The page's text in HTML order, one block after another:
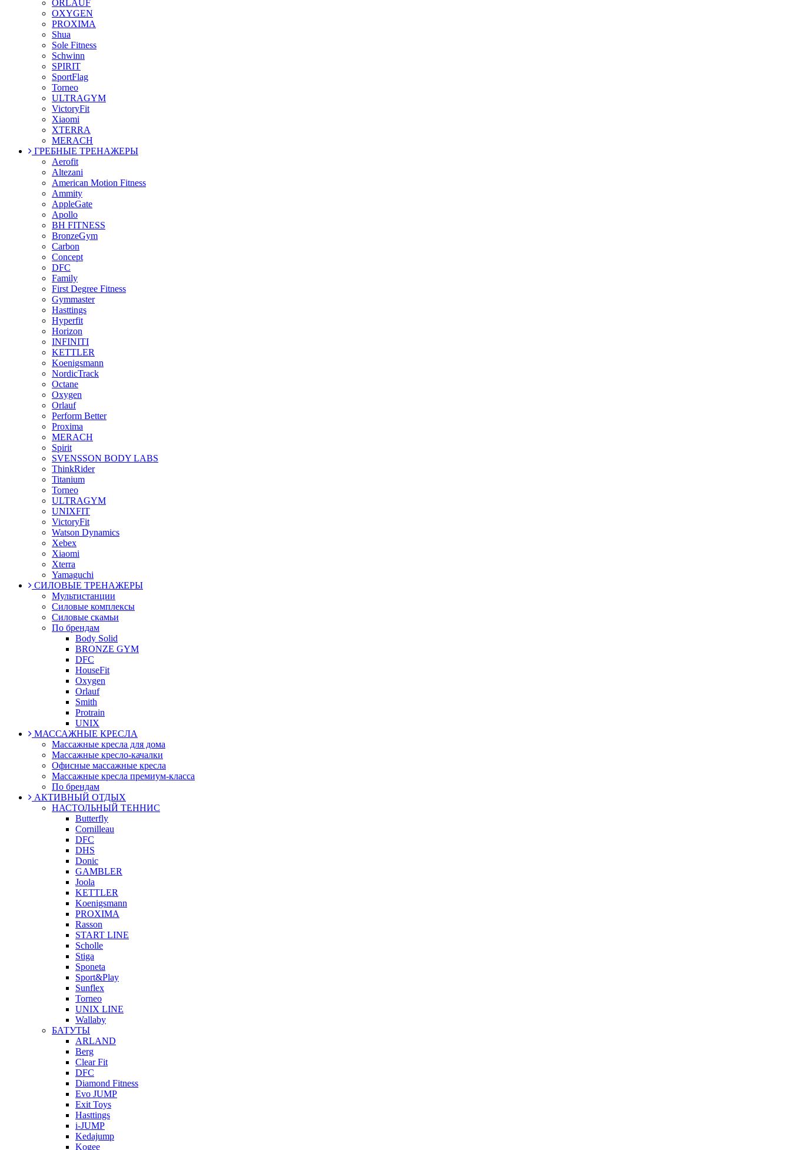
ORLAUF
OXYGEN
PROXIMA
Shua
Sole Fitness
Schwinn
SPIRIT
SportFlag
Torneo
ULTRAGYM
VictoryFit
Xiaomi
XTERRA
MERACH
ГРЕБНЫЕ ТРЕНАЖЕРЫ
Aerofit
Altezani
American Motion Fitness
Ammity
AppleGate
Apollo
BH FITNESS
BronzeGym
Carbon
Concept
DFC
Family
First Degree Fitness
Gymmaster
Hasttings
Hyperfit
Horizon
INFINITI
KETTLER
Koenigsmann
NordicTrack
Octane
Oxygen
Orlauf
Perform Better
Proxima
MERACH
Spirit
SVENSSON BODY LABS
ThinkRider
Titanium
Torneo
ULTRAGYM
UNIXFIT
VictoryFit
Watson Dynamics
Xebex
Xiaomi
Xterra
Yamaguchi
СИЛОВЫЕ ТРЕНАЖЕРЫ
Мультистанции
Силовые комплексы
Силовые скамьи
По брендам
Body Solid
BRONZE GYM
DFC
HouseFit
Oxygen
Orlauf
Smith
Protrain
UNIX
МАССАЖНЫЕ КРЕСЛА
Массажные кресла для дома
Массажные кресло-качалки
Офисные массажные кресла
Массажные кресла премиум-класса
По брендам
АКТИВНЫЙ ОТДЫХ
НАСТОЛЬНЫЙ ТЕННИС
Butterfly
Cornilleau
DFC
DHS
Donic
GAMBLER
Joola
KETTLER
Koenigsmann
PROXIMA
Rasson
START LINE
Scholle
Stiga
Sponeta
Sport&Play
Sunflex
Torneo
UNIX LINE
Wallaby
БАТУТЫ
ARLAND
Berg
Clear Fit
DFC
Diamond Fitness
Evo JUMP
Exit Toys
Hasttings
i-JUMP
Kedajump
Kogee